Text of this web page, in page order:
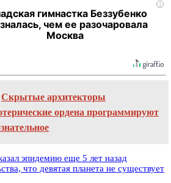
i
гимнастка Беззубенко
чем ее разочаровала
Москва
Скрытые архитекторы
ордена программируют
эпидемию еще 5 лет назад
что девятая планета не существует